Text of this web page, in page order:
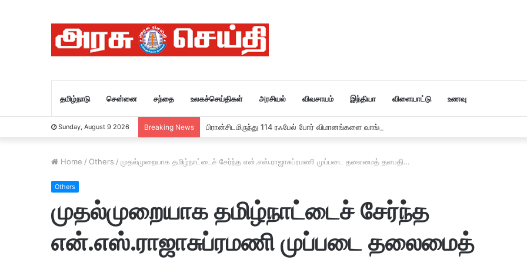
தமிழ்நாடு சென்னை சந்தை உலகச்செய்திகள் அரசியல் விவசாயம் இந்தியா விளையாட்டு உணவு
Sunday, August 9 2026 Breaking News பிரான்சிடமிருந்து 114 ரஃபேல் போர் விமானங்களை வாங்கும் இந்தியா….
Home / Others / முதல்முறையாக தமிழ்நாட்டைச் சேர்ந்த என்.எஸ்.ராஜாசுப்ரமணி முப்படை தலைமைத் தளபதி…
Others
முதல்முறையாக தமிழ்நாட்டைச் சேர்ந்த
என்.எஸ்.ராஜாசுப்ரமணி முப்படை தலைமைத்